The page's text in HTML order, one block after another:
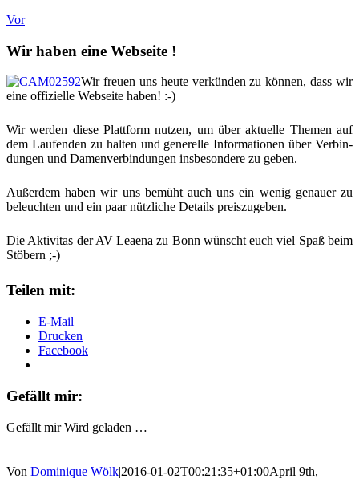
Vor
Wir haben eine Webseite !
Wir freu­en uns heu­te ver­kün­den zu kön­nen, dass wir
eine offi­zi­el­le Web­sei­te haben! :-)
Wir wer­den die­se Platt­form nut­zen, um über aktu­el­le The­men auf
dem Lau­fen­den zu hal­ten und gene­rel­le Infor­ma­tio­nen über Ver­bin­
dun­gen und Damen­ver­bin­dun­gen ins­be­son­de­re zu geben.
Außer­dem haben wir uns bemüht auch uns ein wenig genau­er zu
beleuch­ten und ein paar nütz­li­che Details preiszugeben.
Die Akti­vi­tas der AV Leae­na zu Bonn wünscht euch viel Spaß beim
Stöbern ;-)
Teilen mit:
E‑Mail
Dru­cken
Face­book
Gefällt mir:
Gefällt mir Wird gela­den …
Von Dominique Wölk|2016-01-02T00:21:35+01:00April 9th,